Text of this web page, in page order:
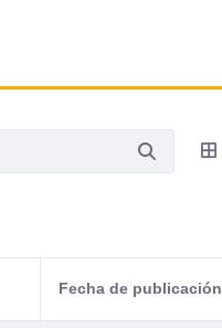
Fecha de publicación